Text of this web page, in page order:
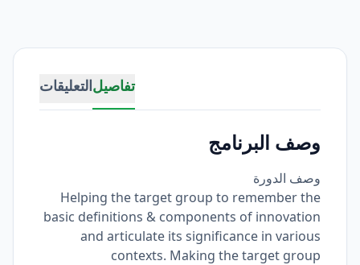
تفاصيلالتعليقات
وصف البرنامج
وصف الدورة
Helping the target group to remember the
basic definitions & components of innovation
and articulate its significance in various
contexts. Making the target group